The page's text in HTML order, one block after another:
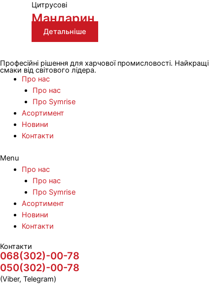
Цитрусові
Мандарин
Детальніше
Професійні рішення для харчової промисловості. Найкращі
смаки від світового лідера.
Про нас
Про нас
Про Symrise
Асортимент
Новини
Контакти
Menu
Про нас
Про нас
Про Symrise
Асортимент
Новини
Контакти
Контакти
068(302)-00-78
050(302)-00-78
(Viber, Telegram)